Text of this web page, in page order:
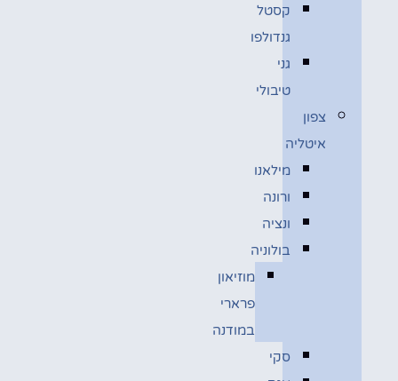
קסטל
גנדולפו
גני
טיבולי
צפון
איטליה
מילאנו
ורונה
ונציה
בולוניה
מוזיאון
פרארי
במודנה
סקי